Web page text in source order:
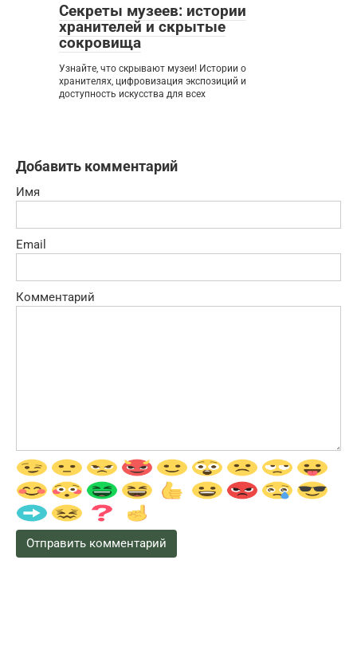
Секреты музеев: истории
хранителей и скрытые
сокровища
Узнайте, что скрывают музеи! Истории о
хранителях, цифровизация экспозиций и
доступность искусства для всех
Добавить комментарий
Имя
Email
Комментарий